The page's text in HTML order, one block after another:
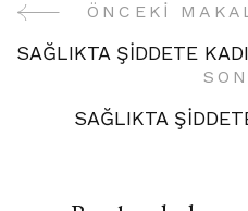
YazıÖNCEKI
SAĞLIKTA ŞİDDETE
SAĞLIKTA